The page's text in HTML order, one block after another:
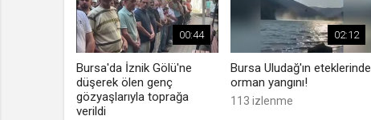
00:44
Bursa'da İznik Gölü'ne
düşerek ölen genç
gözyaşlarıyla toprağa
verildi
02:12
Bursa Uludağ'ın eteklerinde
orman yangını!
113 izlenme